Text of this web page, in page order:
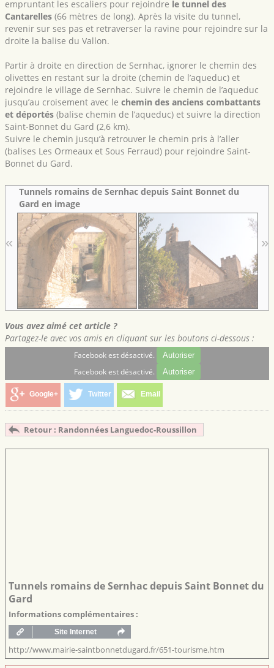
empruntant les escaliers pour rejoindre le tunnel des
Cantarelles (66 mètres de long). Après la visite du tunnel,
revenir sur ses pas et retraverser la ravine pour rejoindre sur la
droite la balise du Vallon.
Partir à droite en direction de Sernhac, ignorer le chemin des
olivettes en restant sur la droite (chemin de l’aqueduc) et
rejoindre le village de Sernhac. Suivre le chemin de l’aqueduc
jusqu’au croisement avec le chemin des anciens combattants
et déportés (balise chemin de l’aqueduc) et suivre la direction
Saint-Bonnet du Gard (2,6 km).
Suivre le chemin jusqu’à retrouver le chemin pris à l’aller
(balises Les Ormeaux et Sous Ferraud) pour rejoindre Saint-
Bonnet du Gard.
Tunnels romains de Sernhac depuis Saint Bonnet du
Gard en image
« »
Vous avez aimé cet article ?
Partagez-le avec vos amis en cliquant sur les boutons ci-dessous :
Facebook est désactivé. Autoriser
Facebook est désactivé. Autoriser
Google+ Twitter Email
Retour : Randonnées Languedoc-Roussillon
Tunnels romains de Sernhac depuis Saint Bonnet du
Gard
Informations complémentaires :
http://www.mairie-saintbonnetdugard.fr/651-tourisme.htm